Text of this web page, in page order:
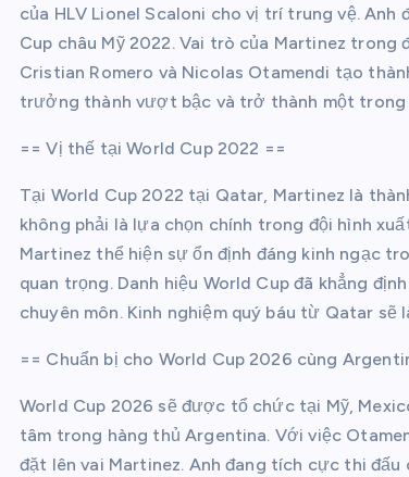
của HLV Lionel Scaloni cho vị trí trung vệ. Anh
Cup châu Mỹ 2022. Vai trò của Martinez
Cristian Romero và Nicolas Otamendi tạo
trưởng thành vượt bậc và trở thành một trong
== Vị thế tại World Cup 2022 ==
Tại World Cup 2022 tại Qatar, Martinez là
không phải là lựa chọn chính trong đội hình
Martinez thể hiện sự ổn định đáng kinh ngạc
quan trọng. Danh hiệu World Cup đã khẳng
chuyên môn. Kinh nghiệm quý báu từ Qatar
== Chuẩn bị cho World Cup 2026 cùng
World Cup 2026 sẽ được tổ chức tại Mỹ,
tâm trong hàng thủ Argentina. Với việc
đặt lên vai Martinez. Anh đang tích cực thi